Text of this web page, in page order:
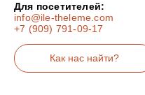
Для посетителей:
info@ile-theleme.com
+7 (909) 791-09-17
Как нас найти?